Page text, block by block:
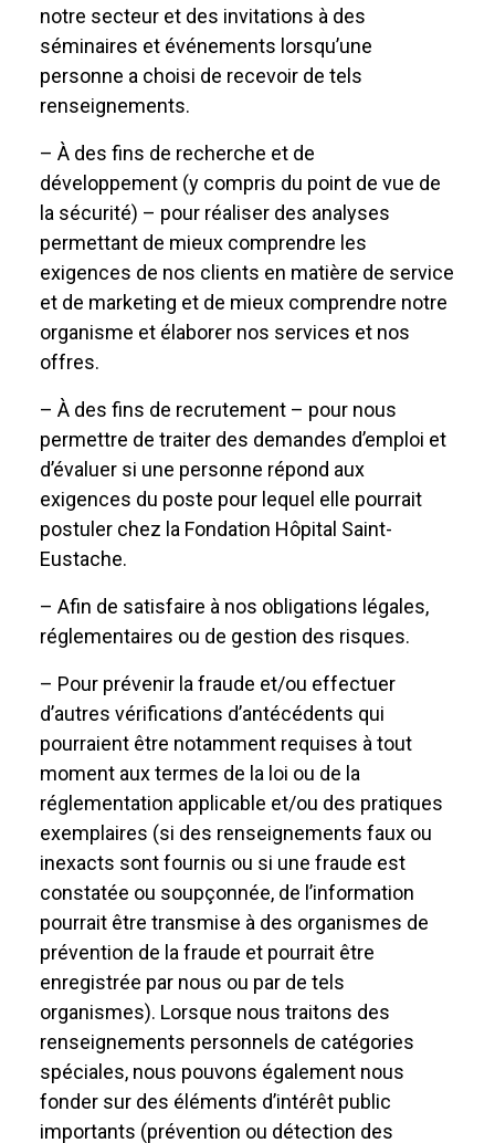
notre secteur et des invitations à des
séminaires et événements lorsqu’une
personne a choisi de recevoir de tels
renseignements.
– À des fins de recherche et de
développement (y compris du point de vue de
la sécurité) – pour réaliser des analyses
permettant de mieux comprendre les
exigences de nos clients en matière de service
et de marketing et de mieux comprendre notre
organisme et élaborer nos services et nos
offres.
– À des fins de recrutement – pour nous
permettre de traiter des demandes d’emploi et
d’évaluer si une personne répond aux
exigences du poste pour lequel elle pourrait
postuler chez la Fondation Hôpital Saint-
Eustache.
– Afin de satisfaire à nos obligations légales,
réglementaires ou de gestion des risques.
– Pour prévenir la fraude et/ou effectuer
d’autres vérifications d’antécédents qui
pourraient être notamment requises à tout
moment aux termes de la loi ou de la
réglementation applicable et/ou des pratiques
exemplaires (si des renseignements faux ou
inexacts sont fournis ou si une fraude est
constatée ou soupçonnée, de l’information
pourrait être transmise à des organismes de
prévention de la fraude et pourrait être
enregistrée par nous ou par de tels
organismes). Lorsque nous traitons des
renseignements personnels de catégories
spéciales, nous pouvons également nous
fonder sur des éléments d’intérêt public
importants (prévention ou détection des